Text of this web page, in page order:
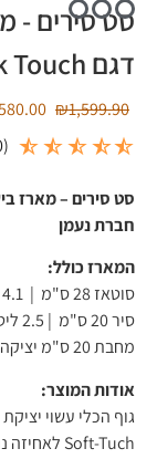
דגם Black Touch
₪1,599.90
(
חברת נעמן
המארז כולל:
סוטאז 28 ס"מ | 4.1 ליטר
סיר 20 ס"מ | 2.5 ליטר
מחבת 20 ס"מ יציקה Black Touch
אודות המוצר:
גוף הכלי עשוי
Soft-Tuch לאחיזה נוחה ומבודדת מחום